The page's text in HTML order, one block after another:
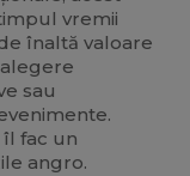
vremii
înaltă valoare
sau
fac un
angro.